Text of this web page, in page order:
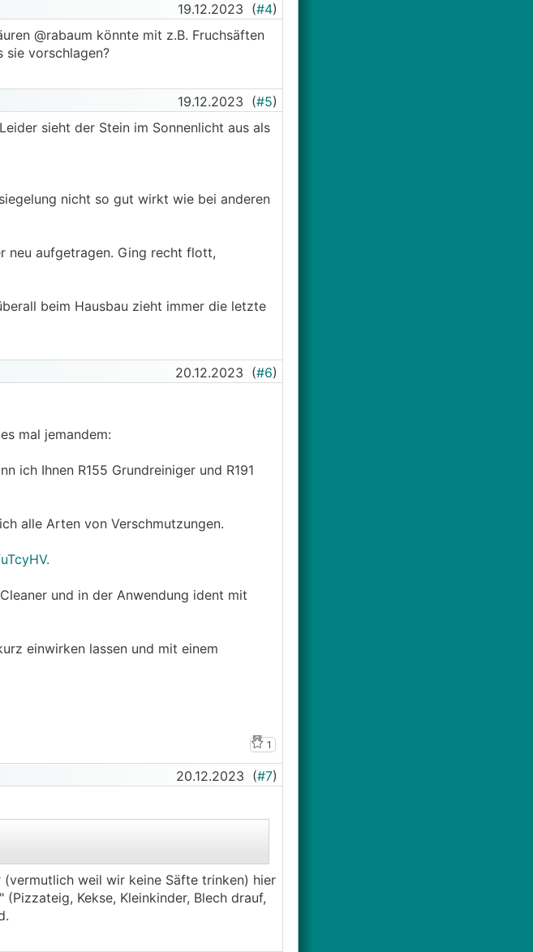
19.12.2023 (#4)
@rabaum könnte mit z.B. Fruchsäften
sie vorschlagen?
19.12.2023 (#5)
sieht der Stein im Sonnenlicht aus als
nicht so gut wirkt wie bei anderen
neu aufgetragen. Ging recht flott,
beim Hausbau zieht immer die letzte
20.12.2023 (#6)
mal jemandem:
ich Ihnen R155 Grundreiniger und R191
alle Arten von Verschmutzungen.
und in der Anwendung ident mit
einwirken lassen und mit einem
1
20.12.2023 (#7)
(vermutlich weil wir keine Säfte trinken) hier
Kekse, Kleinkinder, Blech drauf,